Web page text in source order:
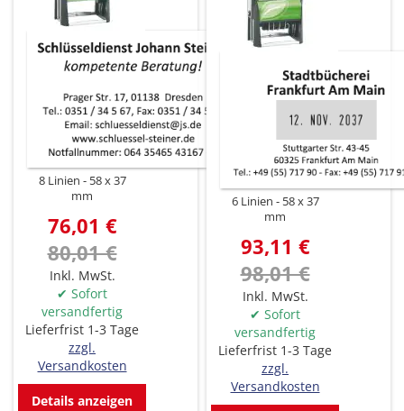
8 Linien
58 x 37
mm
76,01 €
80,01 €
Inkl. MwSt.
✔ Sofort
versandfertig
Lieferfrist 1-3 Tage
zzgl.
Versandkosten
Details anzeigen
6 Linien
58 x 37
mm
93,11 €
98,01 €
Inkl. MwSt.
✔ Sofort
versandfertig
Lieferfrist 1-3 Tage
zzgl.
Versandkosten